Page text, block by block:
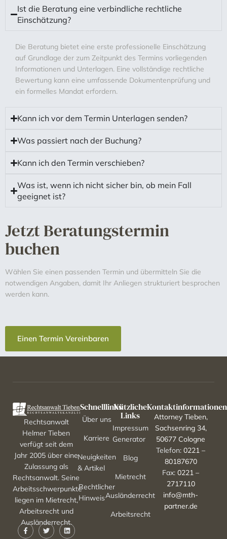
Ist die Beratung eine verbindliche rechtliche
Einschätzung?
Die Beratung bietet eine erste professionelle Einschätzung
auf Grundlage der zum Zeitpunkt des Termins vorliegenden
Informationen und Unterlagen. Eine vollständige rechtliche
Bewertung kann eine umfassende Dokumentenprüfung und
ein formelles Mandat erfordern.
Kann ich vor dem Termin Unterlagen senden?
Was passiert nach der Buchung?
Kann ich den Termin verschieben?
Was ist, wenn ich nicht sicher bin, ob mein Fall
geeignet ist?
Jetzt Beratungstermin
buchen
Wählen Sie einen passenden Termin und übermitteln Sie die
notwendigen Angaben, damit Ihr Anliegen strukturiert besprochen
werden kann.
Einen Termin Vereinbaren
Rechtsanwalt
Helmer Tieben
verfügt seit dem
Jahr 2005 über eine
Zulassung als
Rechtsanwalt. Seine
Arbeitsschwerpunkte
liegen im Mietrecht,
Arbeitsrecht und
Ausländerrecht.
Schnelllinks
Über uns
Karriere
Neuigkeiten
& Artikel
Rechtlicher
Hinweis
Nützliche
Links
Impressum
Generator
Blog
Mietrecht
Ausländerrecht
Arbeitsrecht
Kontaktinformationen
Attorney Tieben,
Sachsenring 34,
50677 Cologne
Telefon:0221 –
80187670
Fax:0221 –
2717110
info@mth-
partner.de